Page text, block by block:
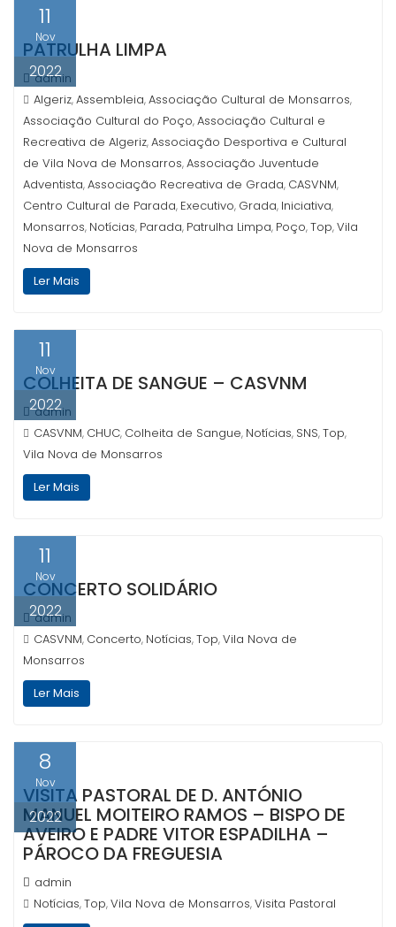
11
Nov
2022
PATRULHA LIMPA
admin
Algeriz,Assembleia,Associação Cultural de Monsarros,
Associação Cultural do Poço,Associação Cultural e
Recreativa de Algeriz,Associação Desportiva e Cultural
de Vila Nova de Monsarros,Associação Juventude
Adventista,Associação Recreativa de Grada, CASVNM,
Centro Cultural de Parada, Executivo, Grada, Iniciativa,
Monsarros, Notícias, Parada, Patrulha Limpa, Poço,Top,Vila
Nova de Monsarros
Ler Mais
11
Nov
2022
COLHEITA DE SANGUE – CASVNM
admin
CASVNM, CHUC, Colheita de Sangue, Notícias, SNS,Top,
Vila Nova de Monsarros
Ler Mais
11
Nov
2022
CONCERTO SOLIDÁRIO
admin
CASVNM, Concerto, Notícias,Top,Vila Nova de
Monsarros
Ler Mais
8
Nov
2022
VISITA PASTORAL DE D. ANTÓNIO
MANUEL MOITEIRO RAMOS – BISPO DE
AVEIRO E PADRE VITOR ESPADILHA –
PÁROCO DA FREGUESIA
admin
Notícias,Top,Vila Nova de Monsarros,Visita Pastoral